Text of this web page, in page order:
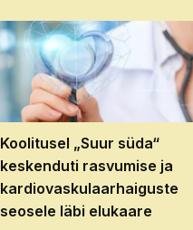
Koolitusel „Suur süda“
keskenduti rasvumise ja
kardiovaskulaarhaiguste
seosele läbi elukaare